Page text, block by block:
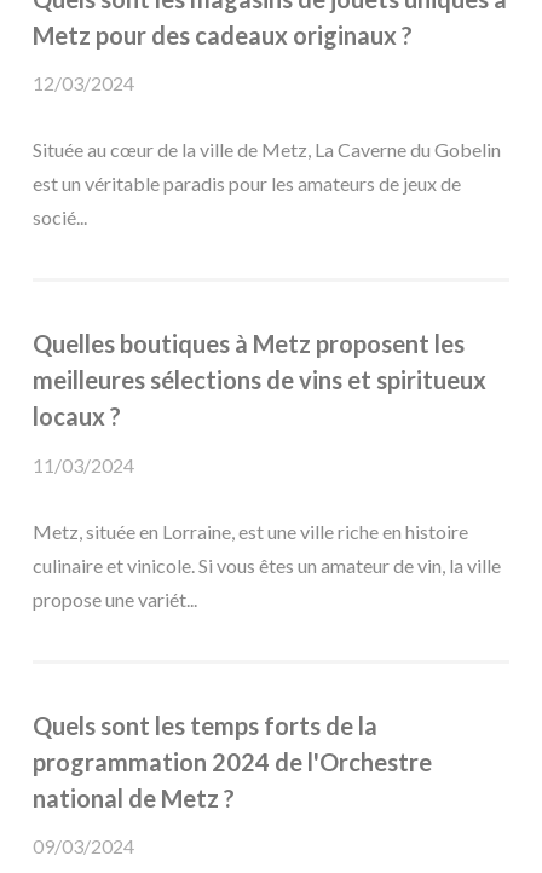
Metz pour des cadeaux originaux ?
12/03/2024
Située au cœur de la ville de Metz, La Caverne du Gobelin
est un véritable paradis pour les amateurs de jeux de
socié...
Quelles boutiques à Metz proposent les
meilleures sélections de vins et spiritueux
locaux ?
11/03/2024
Metz, située en Lorraine, est une ville riche en histoire
culinaire et vinicole. Si vous êtes un amateur de vin, la ville
propose une variét...
Quels sont les temps forts de la
programmation 2024 de l'Orchestre
national de Metz ?
09/03/2024